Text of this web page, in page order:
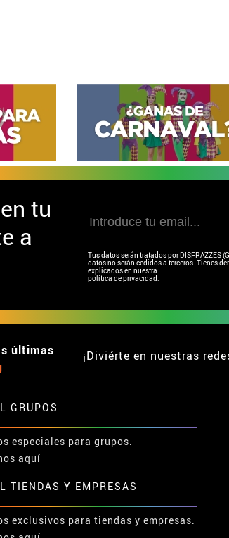
tu
a
Tus datos serán tratados por DISFRAZZES
datos no serán cedidos a terceros. Tienes
explicados en nuestra
política de privacidad.
últimas
¡Diviérte en nuestras
GRUPOS
especiales para grupos.
aquí
TIENDAS Y EMPRESAS
exclusivos para tiendas y empresas.